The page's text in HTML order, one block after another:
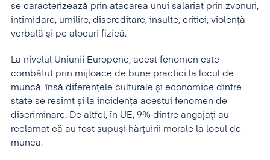
se caracterizează prin atacarea unui salariat prin zvonuri,
intimidare, umilire, discreditare, insulte, critici, violență
verbală și pe alocuri fizică.
La nivelul Uniunii Europene, acest fenomen este
combătut prin mijloace de bune practici la locul de
muncă, însă diferențele culturale și economice dintre
state se resimt și la incidența acestui fenomen de
discriminare. De altfel, în UE, 9% dintre angajați au
reclamat că au fost supuși hărțuirii morale la locul de
munca.